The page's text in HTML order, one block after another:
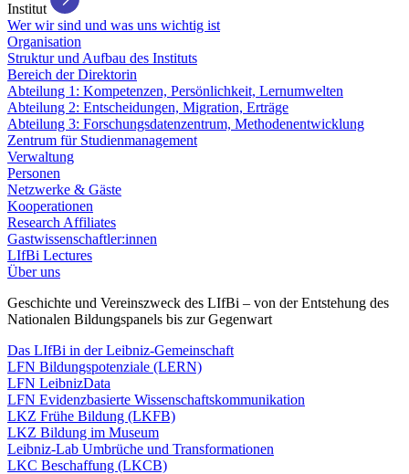
Institut
Wer wir sind und was uns wichtig ist
Organisation
Struktur und Aufbau des Instituts
Bereich der Direktorin
Abteilung 1: Kompetenzen, Persönlichkeit, Lernumwelten
Abteilung 2: Entscheidungen, Migration, Erträge
Abteilung 3: Forschungsdatenzentrum, Methodenentwicklung
Zentrum für Studienmanagement
Verwaltung
Personen
Netzwerke & Gäste
Kooperationen
Research Affiliates
Gastwissenschaftler:innen
LIfBi Lectures
Über uns
Geschichte und Vereinszweck des LIfBi – von der Entstehung des
Nationalen Bildungspanels bis zur Gegenwart
Das LIfBi in der Leibniz-Gemeinschaft
LFN Bildungspotenziale (LERN)
LFN LeibnizData
LFN Evidenzbasierte Wissenschaftskommunikation
LKZ Frühe Bildung (LKFB)
LKZ Bildung im Museum
Leibniz-Lab Umbrüche und Transformationen
LKC Beschaffung (LKCB)